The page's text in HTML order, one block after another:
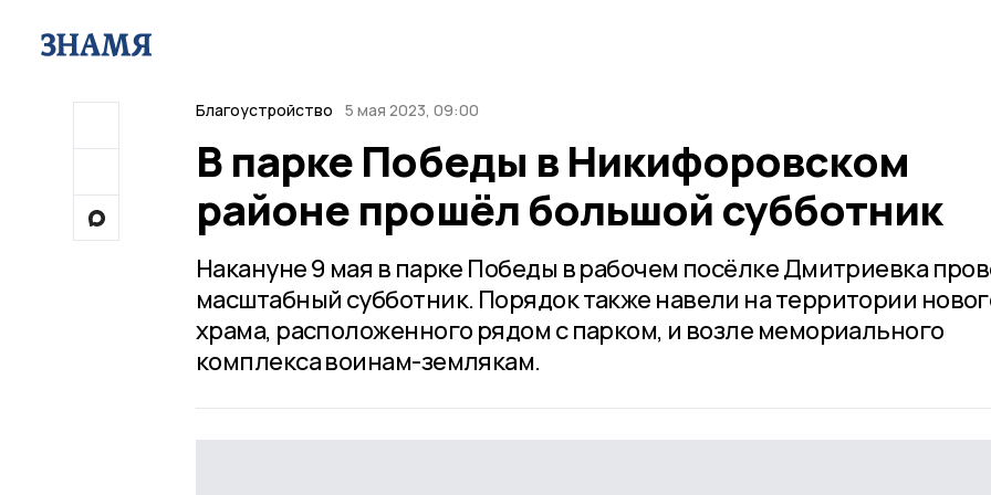
Благоустройство 5 мая 2023, 09:00
В парке Победы в Никифоровском
районе прошёл большой субботник
Накануне 9 мая в парке Победы в рабочем посёлке Дмитриевка
масштабный субботник. Порядок также навели на территории
храма, расположенного рядом с парком, и возле мемориального
комплекса воинам-землякам.